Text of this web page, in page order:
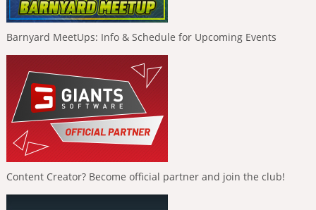
Barnyard MeetUps: Info & Schedule for Upcoming Events
Content Creator? Become official partner and join the club!